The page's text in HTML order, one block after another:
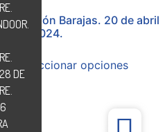
Triatlón Barajas. 20 de abril
de 2024.
Seleccionar opciones
DE